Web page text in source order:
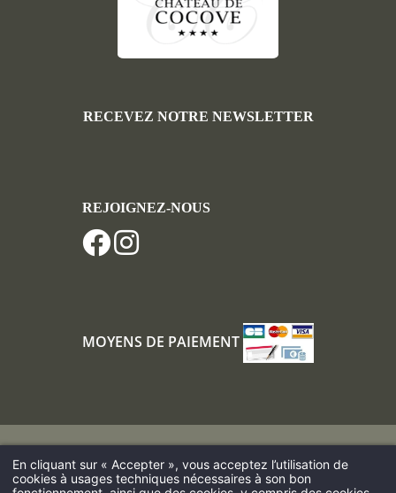
RECEVEZ NOTRE NEWSLETTER
REJOIGNEZ-NOUS
MOYENS DE PAIEMENT
Louer un gîte au Nord de la France
Hôtel proche de Calais et de l’Eurotunnel
contact@chateaudecocove.com
En cliquant sur « Accepter », vous acceptez l’utilisation de
cookies à usages techniques nécessaires à son bon